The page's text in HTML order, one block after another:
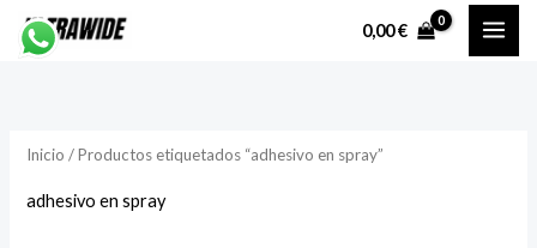
0,00€
Inicio / Productos etiquetados “adhesivo en spray”
adhesivo en spray